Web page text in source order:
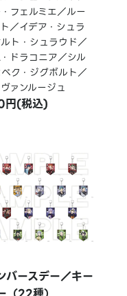
フェルミエ／ルー
／イデア・シュラ
ト・シュラウド／
ドラコニア／シル
ク・ジグボルト／
ァンルージュ
円(税込)
バースデー／キー